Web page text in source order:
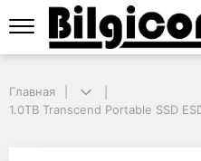
1.0TB Transcend Portable SSD
1.0TB
Главная
1.0TB Transcend Portable SSD